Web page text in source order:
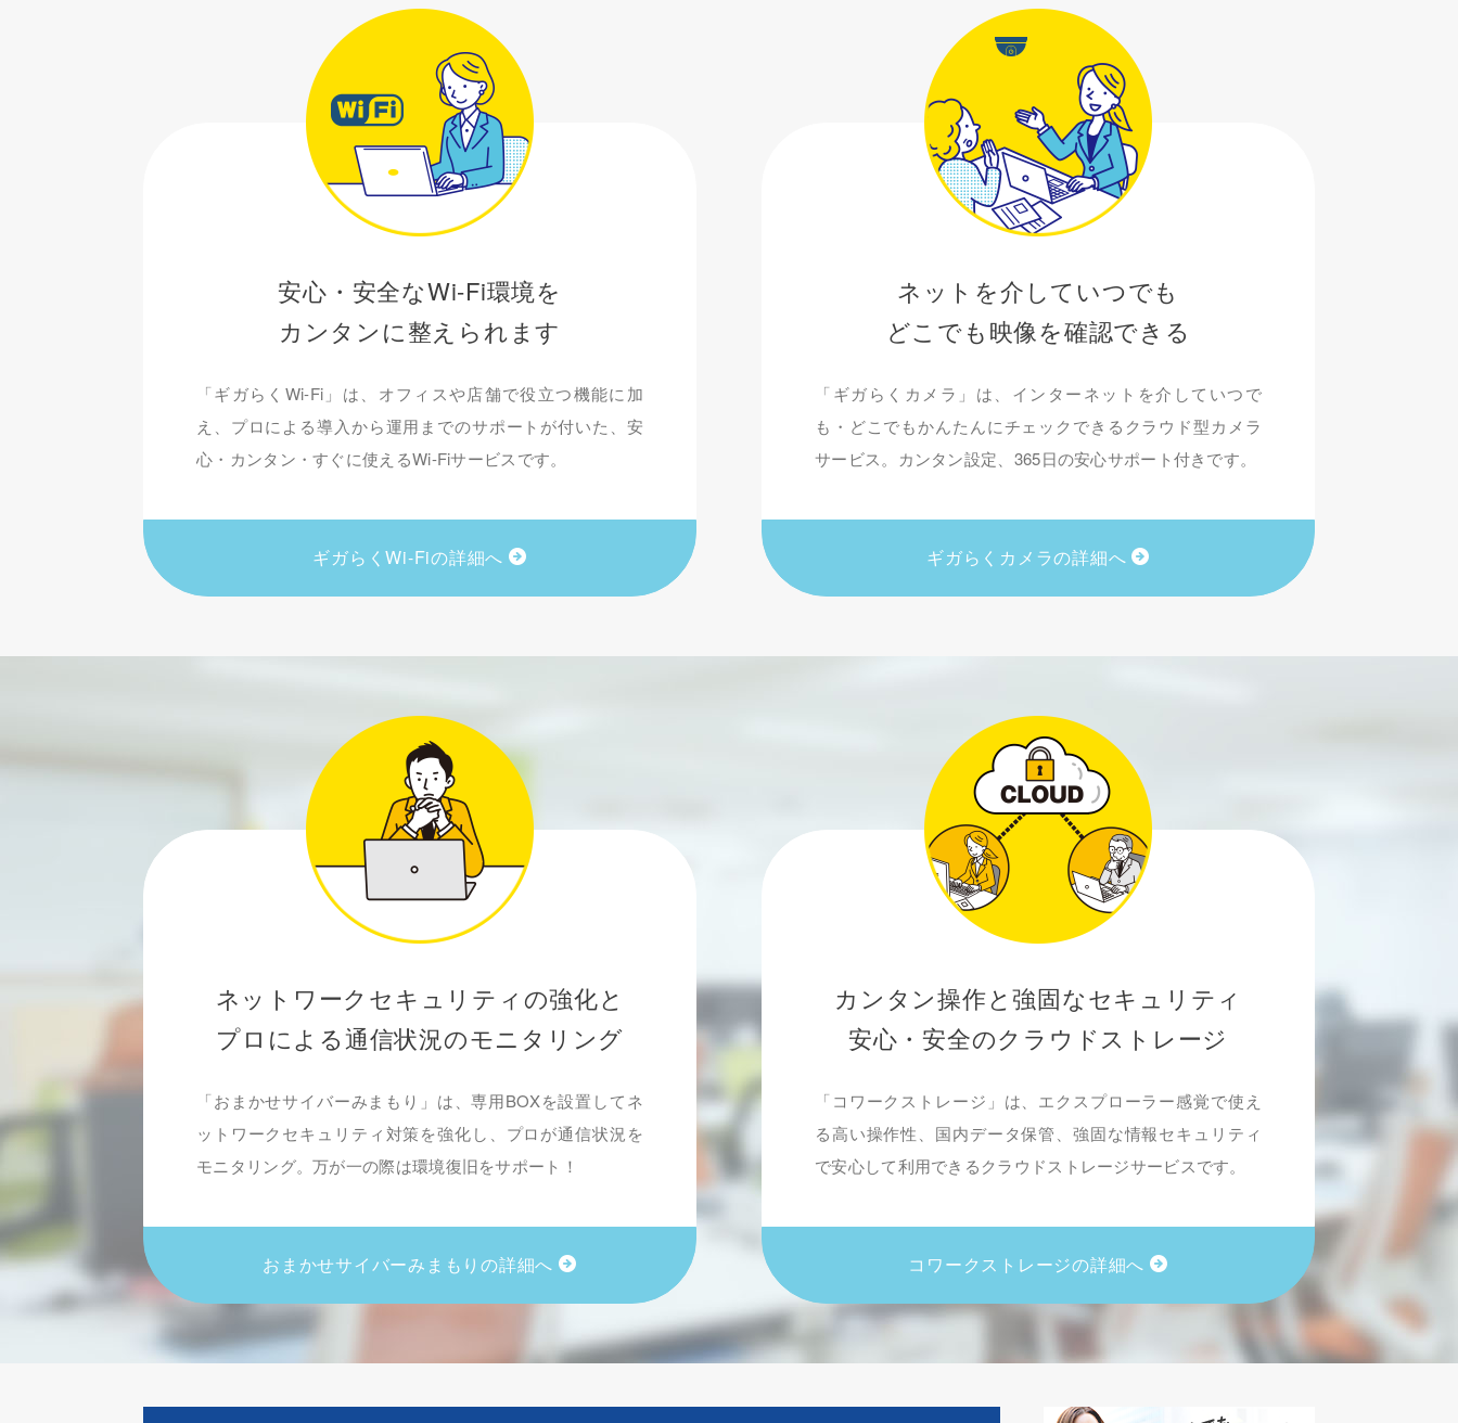
安心・安全なWi-Fi環境を
カンタンに整えられます
「ギガらくWi-Fi」は、オフィスや店舗で役立つ機能に加
え、プロによる導入から運用までのサポートが付いた、安
心・カンタン・すぐに使えるWi-Fiサービスです。
ギガらくWi-Fiの詳細へ
ネットを介していつでも
どこでも映像を確認できる
「ギガらくカメラ」は、インターネットを介していつで
も・どこでもかんたんにチェックできるクラウド型カメラ
サービス。カンタン設定、365日の安心サポート付きです。
ギガらくカメラの詳細へ
ネットワークセキュリティの強化と
プロによる通信状況のモニタリング
「おまかせサイバーみまもり」は、専用BOXを設置してネ
ットワークセキュリティ対策を強化し、プロが通信状況を
モニタリング。万が一の際は環境復旧をサポート！
おまかせサイバーみまもりの詳細へ
カンタン操作と強固なセキュリティ
安心・安全のクラウドストレージ
「コワークストレージ」は、エクスプローラー感覚で使え
る高い操作性、国内データ保管、強固な情報セキュリティ
で安心して利用できるクラウドストレージサービスです。
コワークストレージの詳細へ